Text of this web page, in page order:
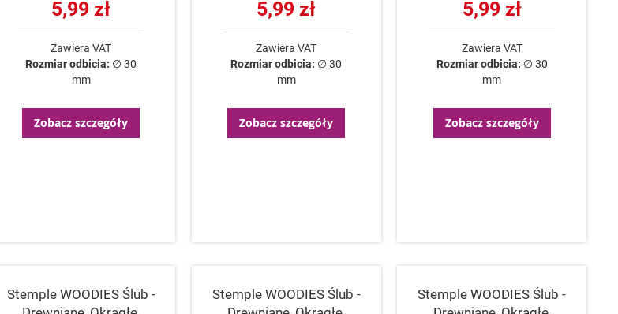
5,99 zł
Zawiera VAT
Rozmiar odbicia: ∅ 30
mm
Zobacz szczegóły
5,99 zł
Zawiera VAT
Rozmiar odbicia: ∅ 30
mm
Zobacz szczegóły
5,99 zł
Zawiera VAT
Rozmiar odbicia: ∅ 30
mm
Zobacz szczegóły
Stemple WOODIES Ślub -
Stemple WOODIES Ślub -
Stemple WOODIES Ślub -